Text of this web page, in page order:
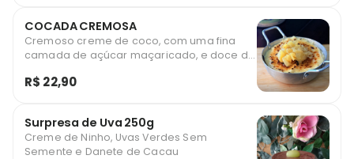
COCADA CREMOSA
Cremoso creme de coco, com uma fina
camada de açúcar maçaricado, e doce de
R$ 22,90
Surpresa de Uva 250g
Creme de Ninho, Uvas Verdes Sem
Semente e Danete de Cacau